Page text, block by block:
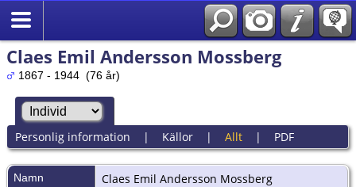
Claes Emil Andersson Mossberg
1867 - 1944 (76 år)
Personlig information | Källor| Allt| PDF
Namn Claes Emil Andersson Mossberg